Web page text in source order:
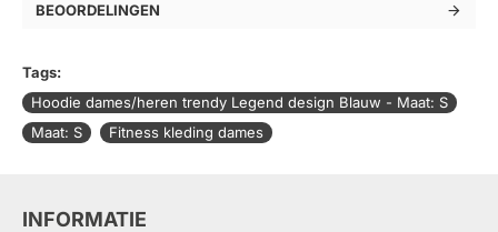
BEOORDELINGEN
Tags:
Hoodie dames/heren trendy Legend design Blauw - Maat: S
Maat: S
Fitness kleding dames
INFORMATIE